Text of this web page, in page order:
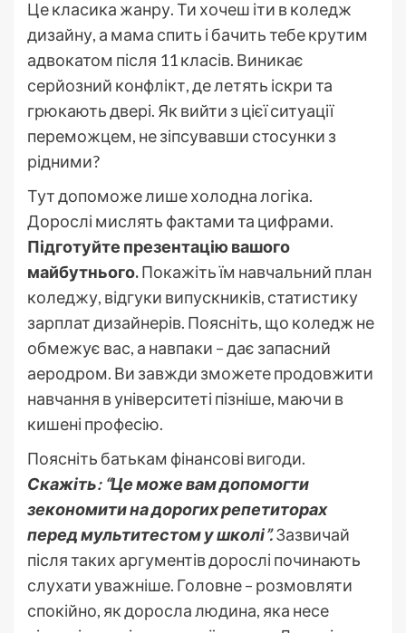
Це класика жанру. Ти хочеш іти в коледж
дизайну, а мама спить і бачить тебе крутим
адвокатом після 11 класів. Виникає
серйозний конфлікт, де летять іскри та
грюкають двері. Як вийти з цієї ситуації
переможцем, не зіпсувавши стосунки з
рідними?
Тут допоможе лише холодна логіка.
Дорослі мислять фактами та цифрами.
Підготуйте презентацію вашого
майбутнього.Покажіть їм навчальний план
коледжу, відгуки випускників, статистику
зарплат дизайнерів. Поясніть, що коледж не
обмежує вас, а навпаки – дає запасний
аеродром. Ви завжди зможете продовжити
навчання в університеті пізніше, маючи в
кишені професію.
Поясніть батькам фінансові вигоди.
Скажіть: “Це може вам допомогти
зекономити на дорогих репетиторах
перед мультитестом у школі”.Зазвичай
після таких аргументів дорослі починають
слухати уважніше. Головне – розмовляти
спокійно, як доросла людина, яка несе